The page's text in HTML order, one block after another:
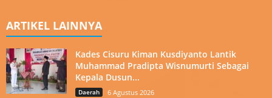
ARTIKEL LAINNYA
Kades Cisuru Kiman Kusdiyanto Lantik
Muhammad Pradipta Wisnumurti Sebagai
Kepala Dusun...
Daerah 6 Agustus 2026